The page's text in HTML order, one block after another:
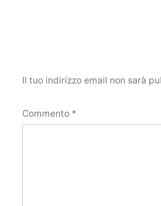
Il tuo indirizzo email non sarà
Commento *